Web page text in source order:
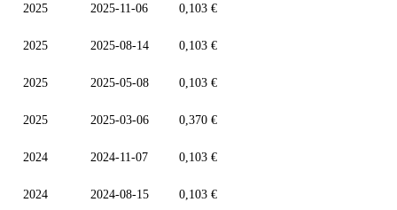
2025 2025-11-06 0,103 €
2025 2025-08-14 0,103 €
2025 2025-05-08 0,103 €
2025 2025-03-06 0,370 €
2024 2024-11-07 0,103 €
2024 2024-08-15 0,103 €